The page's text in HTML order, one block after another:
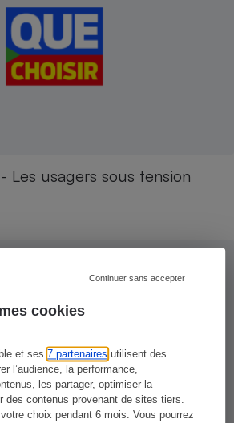
cookies
et ses7 partenaires utilisent des
l’audience, la performance,
les partager, optimiser la
des contenus provenant de sites tiers.
choix pendant 6 mois. Vous pourrez
Continuer sans accepter
Les usagers sous tension